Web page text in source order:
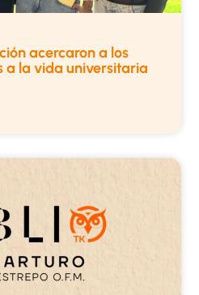
acercaron a los
a la vida universitaria